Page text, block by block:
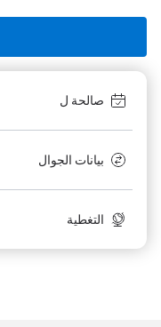
صالحة ل
بيانات الجوال
التغطية